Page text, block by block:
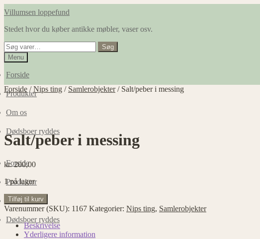
Spring
navigation
Spring
indhold
Villumsen loppefund
Stedet hvor du køber antikke møbler, vaser osv.
Søg
efter:
Søg
Menu
Forside
Produkter
Om os
Dødsboer ryddes
Forside
Produkter
Om os
Dødsboer ryddes
Forside /Nips ting / Samlerobjekter/ Salt/peber i messing
Salt/peber i messing
kr.200,00
1 på lager
Salt/peber
i
messing
antal
Tilføj til kurv
Varenummer (SKU): 1167 Kategorier: Nips ting, Samlerobjekter
Beskrivelse
Yderligere information